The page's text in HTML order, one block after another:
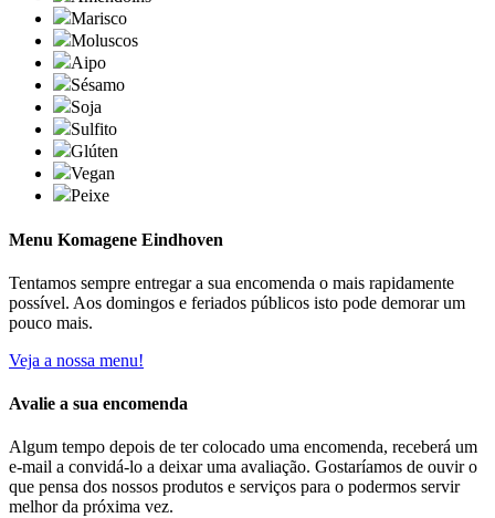
Marisco
Moluscos
Aipo
Sésamo
Soja
Sulfito
Glúten
Vegan
Peixe
Menu Komagene Eindhoven
Tentamos sempre entregar a sua encomenda o mais rapidamente
possível. Aos domingos e feriados públicos isto pode demorar um
pouco mais.
Veja a nossa menu!
Avalie a sua encomenda
Algum tempo depois de ter colocado uma encomenda, receberá um
e-mail a convidá-lo a deixar uma avaliação. Gostaríamos de ouvir o
que pensa dos nossos produtos e serviços para o podermos servir
melhor da próxima vez.